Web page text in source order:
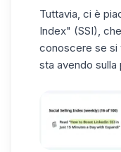
Tuttavia, ci è
Index" (SSI),
conoscere se si
sta avendo sulla